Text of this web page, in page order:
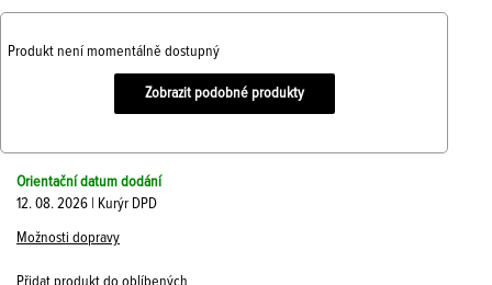
Produkt není momentálně dostupný
Zobrazit podobné produkty
Orientační datum dodání
12. 08. 2026 | Kurýr DPD
Možnosti dopravy
Přidat produkt do oblíbených